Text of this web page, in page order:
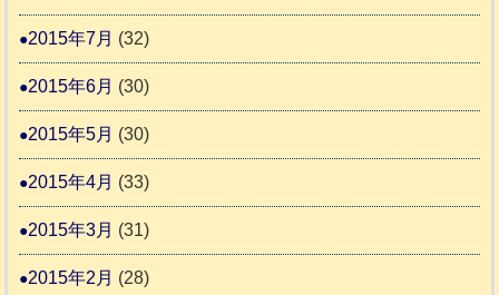
2015年7月 (32)
2015年6月 (30)
2015年5月 (30)
2015年4月 (33)
2015年3月 (31)
2015年2月 (28)